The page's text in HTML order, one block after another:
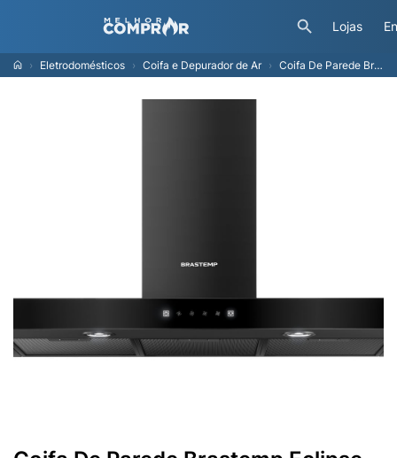
Lojas
Eletrodomésticos Coifa e Depurador de Ar Coifa De Parede Brastemp Eclipse Collection 90cm Com Painel Touch On Glass - Bae90ap 220V